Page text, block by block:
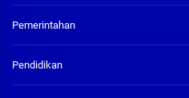
Pemerintahan
Pendidikan